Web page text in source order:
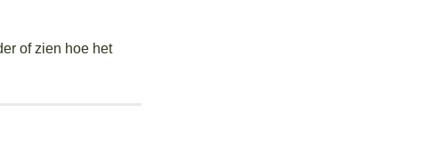
of zien hoe het